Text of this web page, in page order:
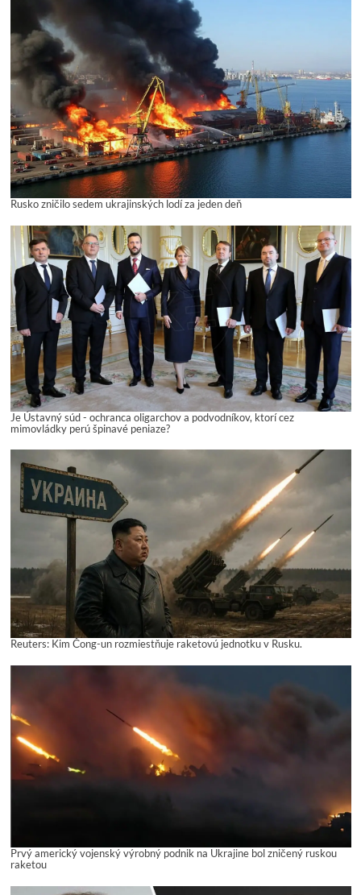
Rusko zničilo sedem ukrajinských lodí za jeden deň
Je Ústavný súd - ochranca oligarchov a podvodníkov, ktorí cez
mimovládky perú špinavé peniaze?
Reuters: Kim Čong-un rozmiestňuje raketovú jednotku v Rusku.
Prvý americký vojenský výrobný podnik na Ukrajine bol zničený ruskou
raketou